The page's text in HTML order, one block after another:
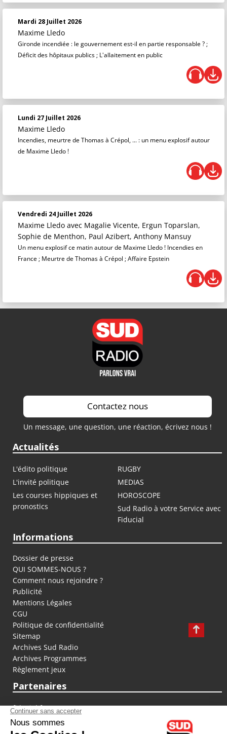
Mardi 28 Juillet 2026
Maxime Lledo
Gironde incendiée : le gouvernement est-il en partie responsable ? ;
Déficit des hôpitaux publics ; L'allaitement en public
Lundi 27 Juillet 2026
Maxime Lledo
Incendies, meurtre de Thomas à Crépol, ... : un menu explosif autour
de Maxime Lledo !
Vendredi 24 Juillet 2026
Maxime Lledo avec Magalie Vicente, Ergun Toparslan,
Sophie de Menthon, Paul Azibert, Anthony Mansuy
Un menu explosif ce matin autour de Maxime Lledo ! Incendies en
France ; Meurtre de Thomas à Crépol ; Affaire Epstein
Contactez nous
Un message, une question, une réaction, écrivez nous !
Actualités
L'édito politique
RUGBY
L'invité politique
MEDIAS
Les courses hippiques et
pronostics
HOROSCOPE
Sud Radio à votre Service avec
Fiducial
Informations
Dossier de presse
QUI SOMMES-NOUS ?
Comment nous rejoindre ?
Publicité
Mentions Légales
CGU
Politique de confidentialité
Sitemap
Archives Sud Radio
Archives Programmes
Règlement jeux
Partenaires
fiducial.fr
lyoncapitale.fr